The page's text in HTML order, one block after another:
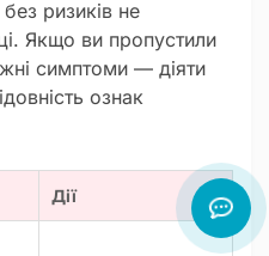
ризиків не
Якщо ви пропустили
симптоми — діяти
ознак
Дії